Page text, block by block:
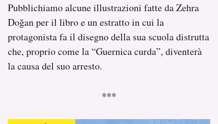
Pubblichiamo alcune illustrazioni fatte da Zehra
Doğan per il libro e un estratto in cui la
protagonista fa il disegno della sua scuola distrutta
che, proprio come la “Guernica curda”, diventerà
la causa del suo arresto.
***